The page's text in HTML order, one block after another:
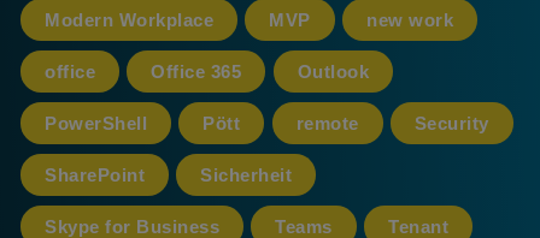
Modern Workplace MVP new work
office Office 365 Outlook
PowerShell Pött remote Security
SharePoint Sicherheit
Skype for Business Teams Tenant